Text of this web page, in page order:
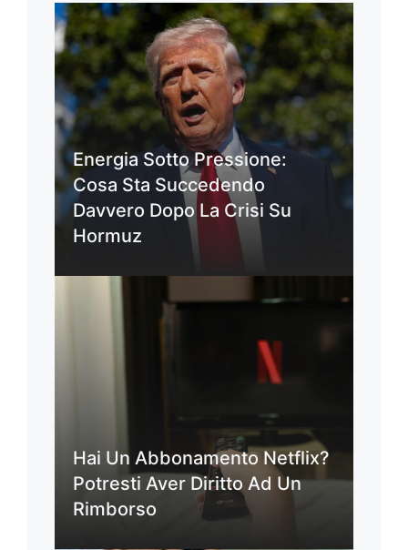
Energia Sotto Pressione:
Cosa Sta Succedendo
Davvero Dopo La Crisi Su
Hormuz
Hai Un Abbonamento Netflix?
Potresti Aver Diritto Ad Un
Rimborso